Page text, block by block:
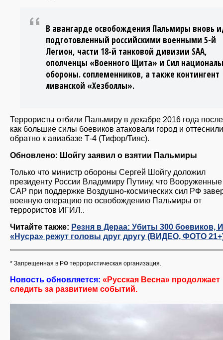
В авангарде освобождения Пальмиры вновь
подготовленный российскими военными 5-й
Легион, части 18-й танковой дивизии SAA,
ополченцы «Военного Щита» и Сил
обороны. соплеменников, а также контингент
ливанской «Хезболлы».
Террористы отбили Пальмиру в декабре 2016 года после
как большие силы боевиков атаковали город и
обратно к авиабазе Т-4 (Тифор/Тияс).
Обновлено: Шойгу заявил о взятии Пальмиры
Только что министр обороны Сергей Шойгу доложил
президенту России Владимиру Путину, что
САР при поддержке Воздушно-космических сил РФ
военную операцию по освобождению Пальмиры от
террористов ИГИЛ..
Читайте также: Резня в Дераа: Убиты 300 боевиков,
«Нусра» режут головы друг другу (ВИДЕО, ФОТО
* Запрещенная в РФ террористическая организация.
Новость обновляется: «Русская Весна» продолжает
следить за развитием событий.